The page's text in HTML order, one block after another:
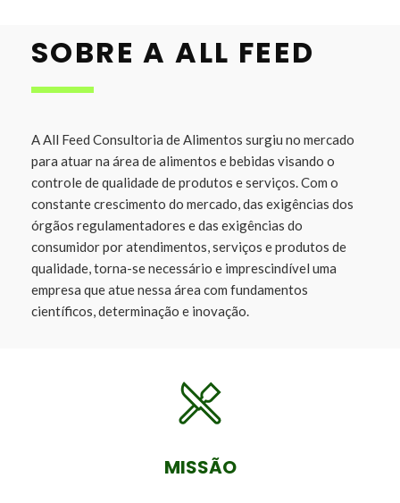
SOBRE A ALL FEED
A All Feed Consultoria de Alimentos surgiu no mercado
para atuar na área de alimentos e bebidas visando o
controle de qualidade de produtos e serviços. Com o
constante crescimento do mercado, das exigências dos
órgãos regulamentadores e das exigências do
consumidor por atendimentos, serviços e produtos de
qualidade, torna-se necessário e imprescindível uma
empresa que atue nessa área com fundamentos
científicos, determinação e inovação.
MISSÃO